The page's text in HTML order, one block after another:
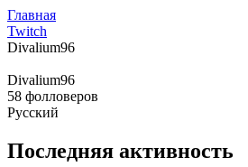
Главная
Twitch
Divalium96
Divalium96
58 фолловеров
Русский
Последняя активность